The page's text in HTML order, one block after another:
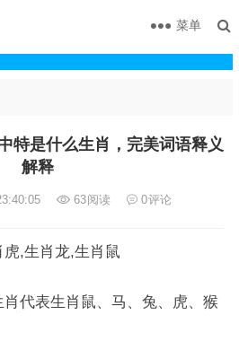
菜单
特是什么生肖，完美词语释义
解释
63阅读 0评论
,生肖龙,生肖鼠
代表生肖鼠、马、兔、虎、猴